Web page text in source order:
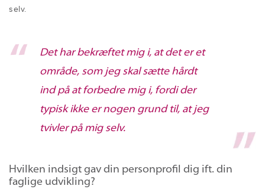
selv.
Det har bekræftet mig i, at det er et
område, som jeg skal sætte hårdt
ind på at forbedre mig i, fordi der
typisk ikke er nogen grund til, at jeg
tvivler på mig selv.
Hvilken indsigt gav din personprofil dig ift. din
faglige udvikling?